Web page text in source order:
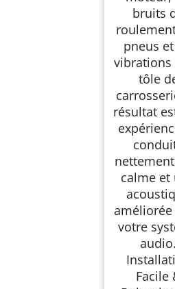
bruits
pneus
vibrations
tôle
résultat
calme et
votre
audio.
Facile